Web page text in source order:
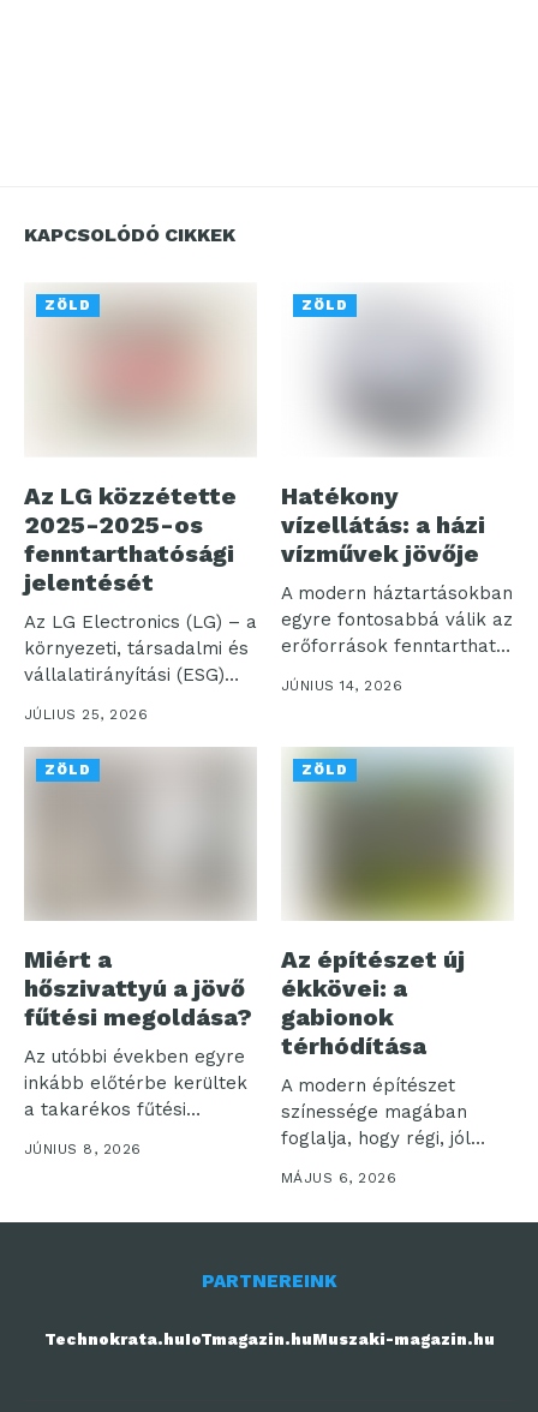
KAPCSOLÓDÓ CIKKEK
ZÖLD
Az LG közzétette
2025-2025-os
fenntarthatósági
jelentését
Az LG Electronics (LG) – a
környezeti, társadalmi és
vállalatirányítási (ESG)
menedzsment...
JÚLIUS 25, 2026
ZÖLD
Hatékony
vízellátás: a házi
vízművek jövője
A modern háztartásokban
egyre fontosabbá válik az
erőforrások fenntartható
kezelése, ennek egyik...
JÚNIUS 14, 2026
ZÖLD
Miért a
hőszivattyú a jövő
fűtési megoldása?
Az utóbbi években egyre
inkább előtérbe kerültek
a takarékos fűtési
technológiák. Az...
JÚNIUS 8, 2026
ZÖLD
Az építészet új
ékkövei: a
gabionok
térhódítása
A modern építészet
színessége magában
foglalja, hogy régi, jól
bevált megoldásokat
MÁJUS 6, 2026
PARTNEREINK
Technokrata.huIoTmagazin.huMuszaki-magazin.hu